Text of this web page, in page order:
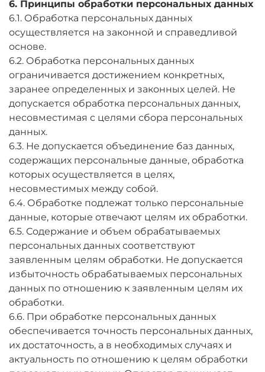
6. Принципы обработки персональных данных
6.1. Обработка персональных данных
осуществляется на законной и справедливой
основе.
6.2. Обработка персональных данных
ограничивается достижением конкретных,
заранее определенных и законных целей. Не
допускается обработка персональных данных,
несовместимая с целями сбора персональных
данных.
6.3. Не допускается объединение баз данных,
содержащих персональные данные, обработка
которых осуществляется в целях,
несовместимых между собой.
6.4. Обработке подлежат только персональные
данные, которые отвечают целям их обработки.
6.5. Содержание и объем обрабатываемых
персональных данных соответствуют
заявленным целям обработки. Не допускается
избыточность обрабатываемых персональных
данных по отношению к заявленным целям их
обработки.
6.6. При обработке персональных данных
обеспечивается точность персональных данных,
их достаточность, а в необходимых случаях и
актуальность по отношению к целям обработки